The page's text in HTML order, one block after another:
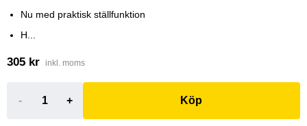
Nu med praktisk ställfunktion
H...
305 kr inkl. moms
- + Köp